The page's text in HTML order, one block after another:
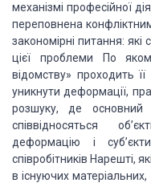
механізмі професійної
переповнена
закономірні питання: які
цієї проблеми По
відомству» проходить
уникнути деформації,
розшуку, де основний
співвідносяться
деформацію і
співробітників Нарешті,
в існуючих матеріальних,